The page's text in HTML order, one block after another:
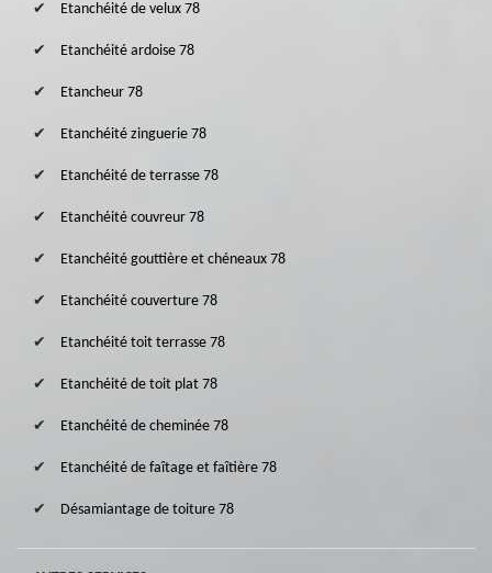
Etanchéité de velux 78
Etanchéité ardoise 78
Etancheur 78
Etanchéité zinguerie 78
Etanchéité de terrasse 78
Etanchéité couvreur 78
Etanchéité gouttière et chéneaux 78
Etanchéité couverture 78
Etanchéité toit terrasse 78
Etanchéité de toit plat 78
Etanchéité de cheminée 78
Etanchéité de faîtage et faîtière 78
Désamiantage de toiture 78